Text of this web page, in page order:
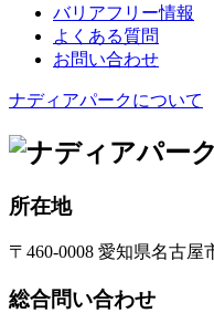
バリアフリー情報
よくある質問
お問い合わせ
ナディアパークについて
所在地
〒460-0008 愛知県名古屋
総合問い合わせ